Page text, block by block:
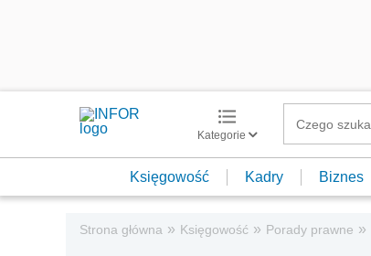
Kategorie
Księgowość Kadry Biznes
Strona główna » Księgowość » Porady prawne »